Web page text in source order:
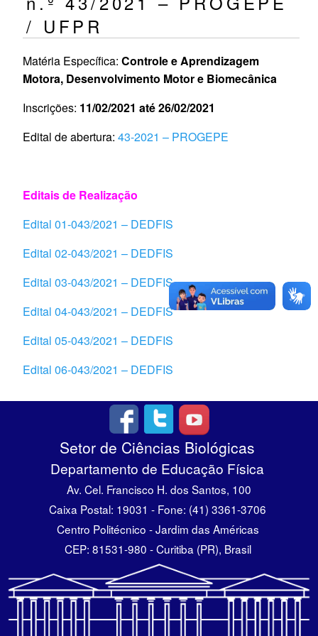
/ UFPR
Matéria Específica:Controle e Aprendizagem
Motora, Desenvolvimento Motor e Biomecânica
Inscrições: 11/02/2021 até 26/02/2021
Edital de abertura:43-2021 – PROGEPE
Editais de Realização
Edital 01-043/2021 – DEDFIS
Edital 02-043/2021 – DEDFIS
Edital 03-043/2021 – DEDFIS
Edital 04-043/2021 – DEDFIS
Edital 05-043/2021 – DEDFIS
Edital 06-043/2021 – DEDFIS
Setor de Ciências Biológicas
Departamento de Educação Física
Av. Cel. Francisco H. dos Santos, 100
Caixa Postal: 19031 - Fone: (41) 3361-3706
Centro Politécnico - Jardim das Américas
CEP: 81531-980 - Curitiba (PR), Brasil